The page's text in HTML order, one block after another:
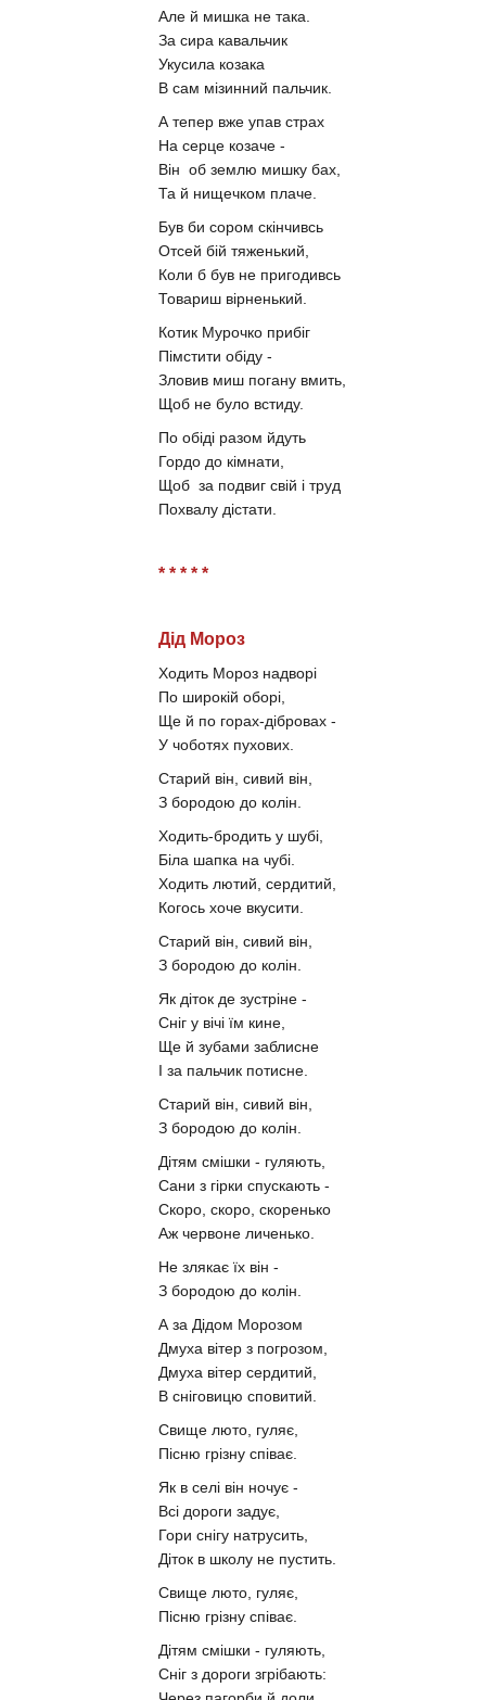
Але й мишка не така.
За сира кавальчик
Укусила козака
В сам мізинний пальчик.
А тепер вже упав страх
На серце козаче -
Він об землю мишку бах,
Та й нищечком плаче.
Був би сором скінчивсь
Отсей бій тяженький,
Коли б був не пригодивсь
Товариш вірненький.
Котик Мурочко прибіг
Пімстити обіду -
Зловив миш погану вмить,
Щоб не було встиду.
По обіді разом йдуть
Гордо до кімнати,
Щоб за подвиг свій і труд
Похвалу дістати.
* * * * *
Дід Мороз
Ходить Мороз надворі
По широкій оборі,
Ще й по горах-дібровах -
У чоботях пухових.
Старий він, сивий він,
З бородою до колін.
Ходить-бродить у шубі,
Біла шапка на чубі.
Ходить лютий, сердитий,
Когось хоче вкусити.
Старий він, сивий він,
З бородою до колін.
Як діток де зустріне -
Сніг у вічі їм кине,
Ще й зубами заблисне
І за пальчик потисне.
Старий він, сивий він,
З бородою до колін.
Дітям смішки - гуляють,
Сани з гірки спускають -
Скоро, скоро, скоренько
Аж червоне личенько.
Не злякає їх він -
З бородою до колін.
А за Дідом Морозом
Дмуха вітер з погрозом,
Дмуха вітер сердитий,
В сніговицю сповитий.
Свище люто, гуляє,
Пісню грізну співає.
Як в селі він ночує -
Всі дороги задує,
Гори снігу натрусить,
Діток в школу не пустить.
Свище люто, гуляє,
Пісню грізну співає.
Дітям смішки - гуляють,
Сніг з дороги згрібають: